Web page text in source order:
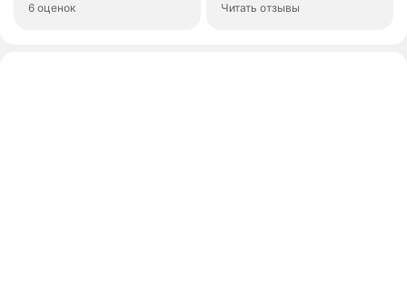
6 оценок Читать отзывы